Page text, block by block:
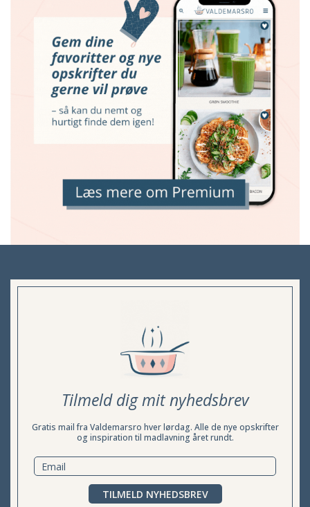
Tilmeld dig mit nyhedsbrev
Gratis mail fra Valdemarsro hver lørdag. Alle de nye opskrifter
og inspiration til madlavning året rundt.
TILMELD NYHEDSBREV